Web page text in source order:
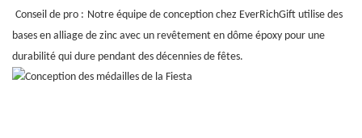
Conseil de pro : Notre équipe de conception chez EverRichGift utilise des
bases en alliage de zinc avec un revêtement en dôme époxy pour une
durabilité qui dure pendant des décennies de fêtes.